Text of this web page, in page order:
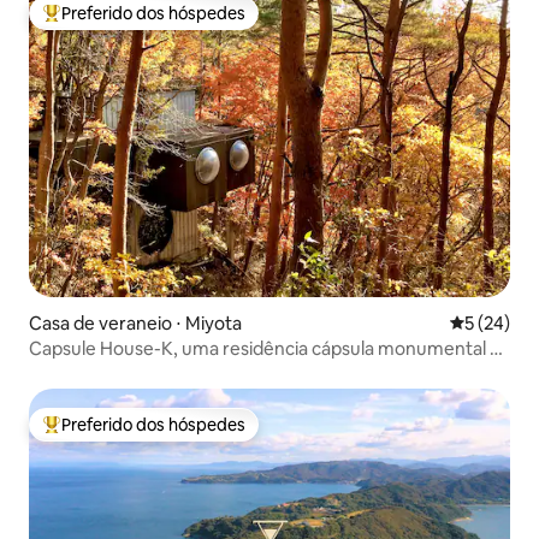
Entre os melhores preferidos dos hóspedes
Preferido dos hóspedes
Casa de veraneio ⋅ Miyota 5 de uma
5 (24)
Capsule House-K, uma residência cápsula monumental na
Entre os melhores preferidos dos hóspedes
Preferido dos hóspedes